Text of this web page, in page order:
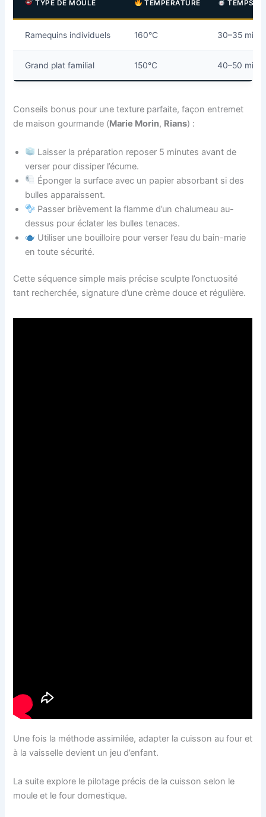
TYPE DE MOULE TEMPÉRATURE TEMPS
Ramequins individuels 160°C 30–35 min
Grand plat familial 150°C 40–50 min
Conseils bonus pour une texture parfaite, façon entremet
de maison gourmande (Marie Morin, Rians) :
Laisser la préparation reposer 5 minutes avant de
verser pour dissiper l’écume.
Éponger la surface avec un papier absorbant si des
bulles apparaissent.
Passer brièvement la flamme d’un chalumeau au-
dessus pour éclater les bulles tenaces.
Utiliser une bouilloire pour verser l’eau du bain-marie
en toute sécurité.
Cette séquence simple mais précise sculpte l’onctuosité
tant recherchée, signature d’une crème douce et régulière.
Une fois la méthode assimilée, adapter la cuisson au four et
à la vaisselle devient un jeu d’enfant.
La suite explore le pilotage précis de la cuisson selon le
moule et le four domestique.